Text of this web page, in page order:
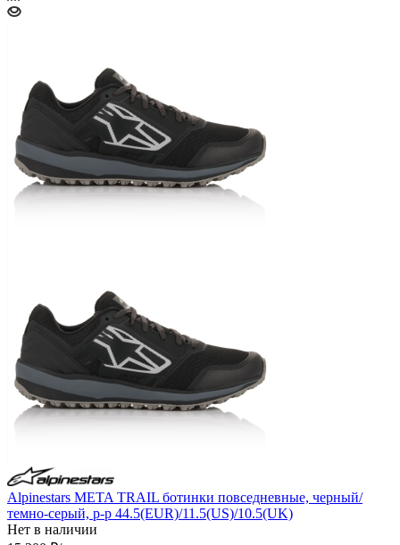
Alpinestars META TRAIL ботинки повседневные, черный/
темно-серый, р-р 44.5(EUR)/11.5(US)/10.5(UK)
Нет в наличии